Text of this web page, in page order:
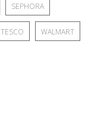
SEPHORA
TESCO WALMART